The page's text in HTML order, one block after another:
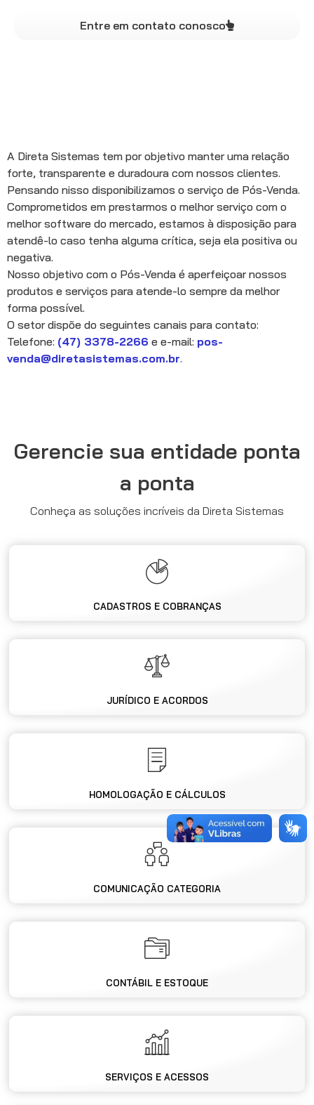
Entre em contato conosco
A Direta Sistemas tem por objetivo manter uma relação
forte, transparente e duradoura com nossos clientes.
Pensando nisso disponibilizamos o serviço de Pós-Venda.
Comprometidos em prestarmos o melhor serviço com o
melhor software do mercado, estamos à disposição para
atendê-lo caso tenha alguma crítica, seja ela positiva ou
negativa.
Nosso objetivo com o Pós-Venda é aperfeiçoar nossos
produtos e serviços para atende-lo sempre da melhor
forma possível.
O setor dispõe do seguintes canais para contato:
Telefone: (47) 3378-2266 e e-mail: pos-
venda@diretasistemas.com.br.
Gerencie sua entidade ponta
a ponta
Conheça as soluções incríveis da Direta Sistemas
CADASTROS E COBRANÇAS
JURÍDICO E ACORDOS
HOMOLOGAÇÃO E CÁLCULOS
COMUNICAÇÃO CATEGORIA
CONTÁBIL E ESTOQUE
SERVIÇOS E ACESSOS